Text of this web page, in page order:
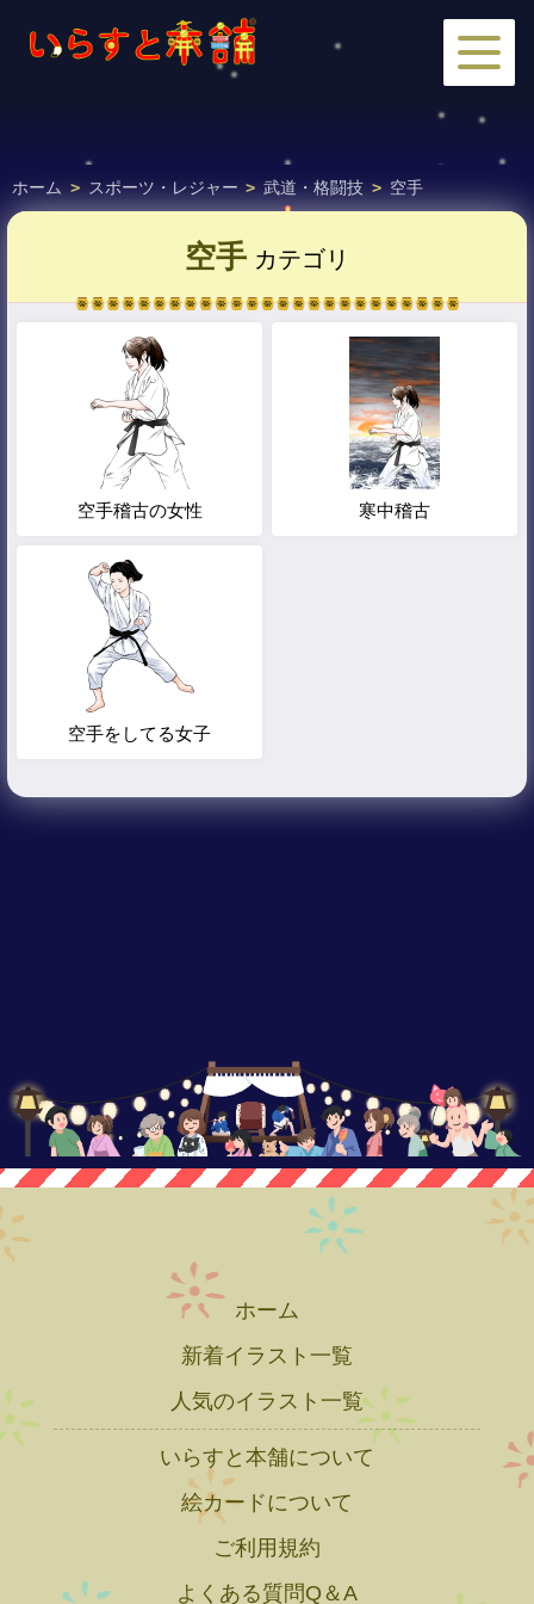
ホーム > スポーツ・レジャー > 武道・格闘技 > 空手
空手 カテゴリ
空手稽古の女性 寒中稽古
空手をしてる女子
ホーム
新着イラスト一覧
人気のイラスト一覧
いらすと本舗について
絵カードについて
ご利用規約
よくある質問Q＆A